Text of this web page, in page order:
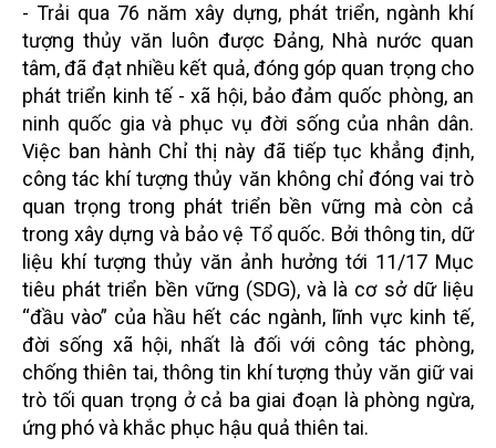
- Trải qua 76 năm xây dựng, phát triển, ngành khí
tượng thủy văn luôn được Đảng, Nhà nước quan
tâm, đã đạt nhiều kết quả, đóng góp quan trọng cho
phát triển kinh tế - xã hội, bảo đảm quốc phòng, an
ninh quốc gia và phục vụ đời sống của nhân dân.
Việc ban hành Chỉ thị này đã tiếp tục khẳng định,
công tác khí tượng thủy văn không chỉ đóng vai trò
quan trọng trong phát triển bền vững mà còn cả
trong xây dựng và bảo vệ Tổ quốc. Bởi thông tin, dữ
liệu khí tượng thủy văn ảnh hưởng tới 11/17 Mục
tiêu phát triển bền vững (SDG), và là cơ sở dữ liệu
“đầu vào” của hầu hết các ngành, lĩnh vực kinh tế,
đời sống xã hội, nhất là đối với công tác phòng,
chống thiên tai, thông tin khí tượng thủy văn giữ vai
trò tối quan trọng ở cả ba giai đoạn là phòng ngừa,
ứng phó và khắc phục hậu quả thiên tai.